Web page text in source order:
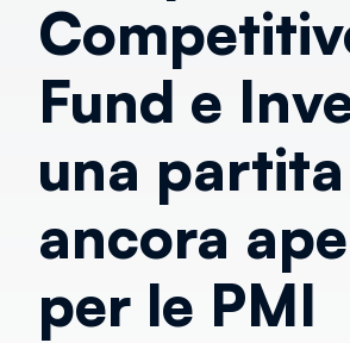
Fund e
una partita
ancora
per le PMI